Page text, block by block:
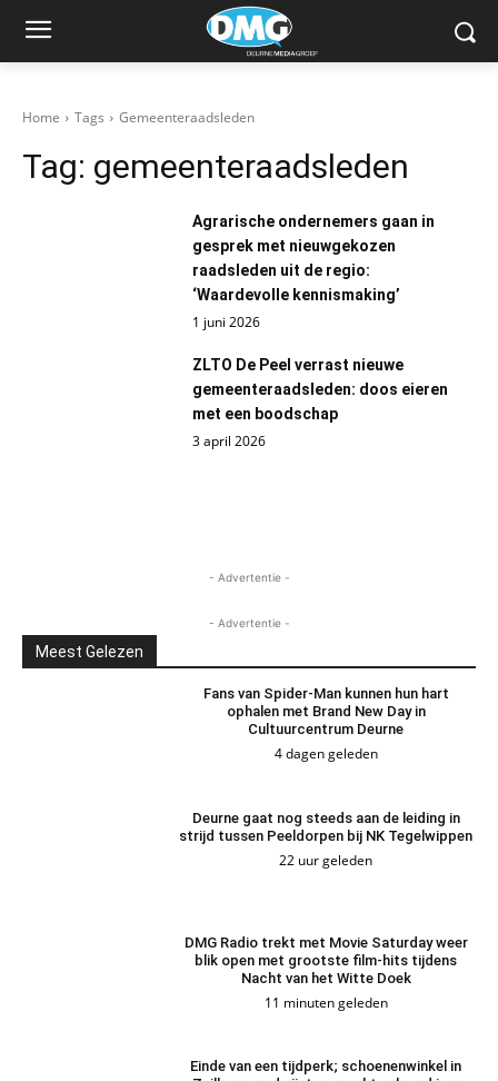
Home Tags Gemeenteraadsleden
Tag: gemeenteraadsleden
Agrarische ondernemers gaan in
gesprek met nieuwgekozen
raadsleden uit de regio:
‘Waardevolle kennismaking’
1 juni 2026
ZLTO De Peel verrast nieuwe
gemeenteraadsleden: doos eieren
met een boodschap
3 april 2026
- Advertentie -
- Advertentie -
Meest Gelezen
Fans van Spider-Man kunnen hun hart
ophalen met Brand New Day in
Cultuurcentrum Deurne
4 dagen geleden
Deurne gaat nog steeds aan de leiding in
strijd tussen Peeldorpen bij NK Tegelwippen
22 uur geleden
DMG Radio trekt met Movie Saturday weer
blik open met grootste film-hits tijdens
Nacht van het Witte Doek
11 minuten geleden
Einde van een tijdperk; schoenenwinkel in